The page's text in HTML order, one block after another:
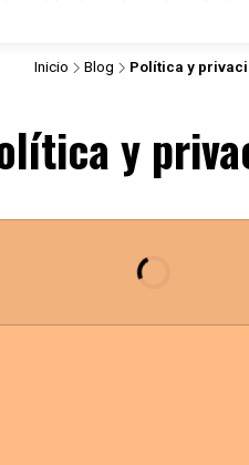
Inicio Blog Política y
y